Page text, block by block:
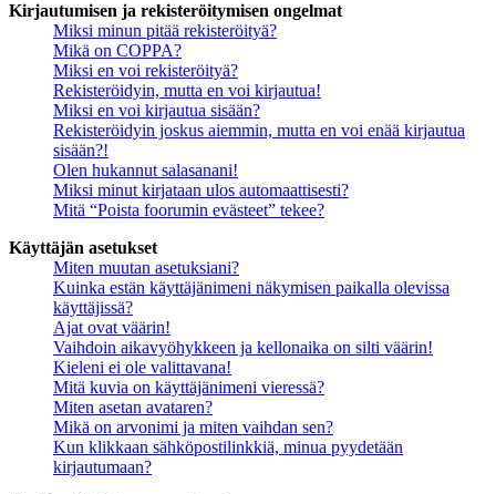
Kirjautumisen ja rekisteröitymisen ongelmat
Miksi minun pitää rekisteröityä?
Mikä on COPPA?
Miksi en voi rekisteröityä?
Rekisteröidyin, mutta en voi kirjautua!
Miksi en voi kirjautua sisään?
Rekisteröidyin joskus aiemmin, mutta en voi enää kirjautua
sisään?!
Olen hukannut salasanani!
Miksi minut kirjataan ulos automaattisesti?
Mitä “Poista foorumin evästeet” tekee?
Käyttäjän asetukset
Miten muutan asetuksiani?
Kuinka estän käyttäjänimeni näkymisen paikalla olevissa
käyttäjissä?
Ajat ovat väärin!
Vaihdoin aikavyöhykkeen ja kellonaika on silti väärin!
Kieleni ei ole valittavana!
Mitä kuvia on käyttäjänimeni vieressä?
Miten asetan avataren?
Mikä on arvonimi ja miten vaihdan sen?
Kun klikkaan sähköpostilinkkiä, minua pyydetään
kirjautumaan?